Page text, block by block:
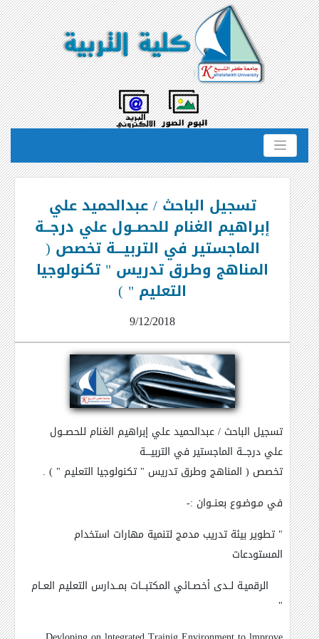
تسجيل الباحث / عبدالحميد علي
إبراهيم الغنام للحصــول علي درجـــة
الماجستير في التربيــــة تخصص (
المناهج وطرق تدريس " تكنولوجيا
التعليم " )
9/12/2018
تسجيل الباحث / عبدالحميد علي إبراهيم الغنام للحصــول
علي درجـــة الماجستير في التربيــــة
تخصص ( المناهج وطرق تدريس " تكنولوجيا التعليم " ) .
في مـوضـوع بعنــوان :-
" تطوير بيئة تدريب مدمج لتنمية مهارات استخدام
المستودعات
الرقميـة لــدى أخصــائي المكتبـــات بمــدارس التعليم العــام
"